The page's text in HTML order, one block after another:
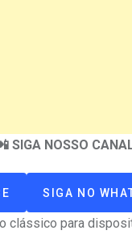
SIGA NOSSO
SIGA NO
clássico para